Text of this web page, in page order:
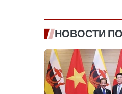
НОВОСТИ